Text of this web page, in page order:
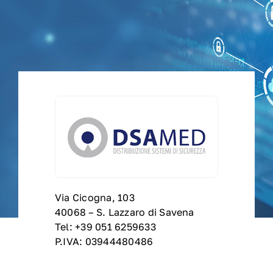
Via Cicogna, 103
40068 – S. Lazzaro di Savena
Tel: +39 051 6259633
P.IVA: 03944480486